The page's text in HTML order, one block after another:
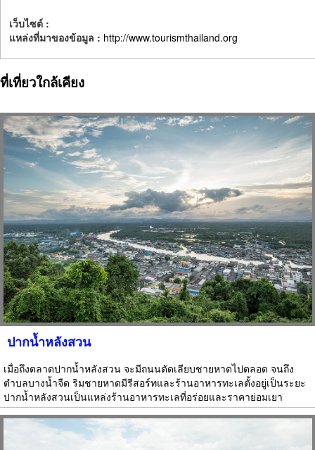
เว็บไซต์ :
แหล่งที่มาของข้อมูล : http://www.tourismthailand.org
ที่เที่ยวใกล้เคียง
ปากน้ำหลังสวน
เมื่อถึงตลาดปากน้ำหลังสวน จะมีถนนตัดเลียบชายหาดไปตลอด จนถึง
ตำบลบางน้ำจืด ริมชายหาดมีรีสอร์ทและร้านอาหารทะเลตั้งอยู่เป็นระยะ
ปากน้ำหลังสวนเป็นแหล่งร้านอาหารทะเลที่อร่อยและราคาย่อมเยา